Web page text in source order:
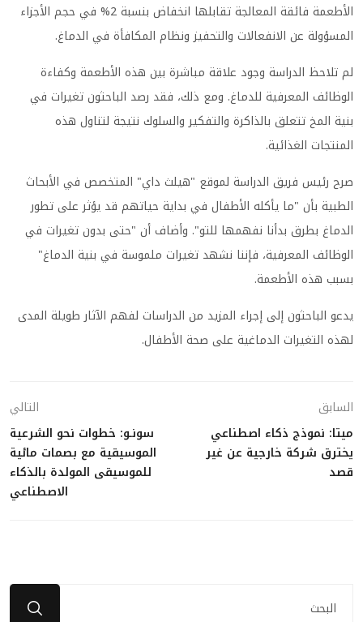
الأطعمة فائقة المعالجة تقابلها انخفاض بنسبة 2% في حجم الأجزاء
المسؤولة عن الانفعالات والتحفيز ونظام المكافأة في الدماغ.
لم تلاحظ الدراسة وجود علاقة مباشرة بين هذه الأطعمة وكفاءة
الوظائف المعرفية للدماغ. ومع ذلك، فقد رصد الباحثون تغيرات في
بنية المخ تتعلق بالذاكرة والتفكير والسلوك نتيجة لتناول هذه
المنتجات الغذائية.
صرح رئيس فريق الدراسة لموقع "هيلث داي" المتخصص في الأبحاث
الطبية بأن "ما يأكله الأطفال في بداية حياتهم قد يؤثر على تطور
الدماغ بطرق بدأنا نفهمها للتو". وأضاف أن "حتى بدون تغيرات في
الوظائف المعرفية، فإننا نشهد تغيرات ملموسة في بنية الدماغ"
بسبب هذه الأطعمة.
يدعو الباحثون إلى إجراء المزيد من الدراسات لفهم الآثار طويلة المدى
لهذه التغيرات الدماغية على صحة الأطفال.
السابق
ميتا: نموذج ذكاء اصطناعي
يخترق شركة خارجية عن غير
قصد
التالي
سونـو: خطوات نحو الشرعية
الموسيقية مع بصمات مائية
للموسيقى المولدة بالذكاء
الاصطناعي